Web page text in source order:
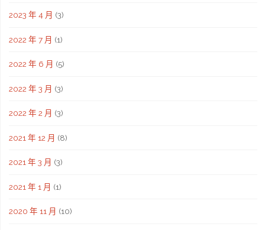
2023 年 4 月 (3)
2022 年 7 月 (1)
2022 年 6 月 (5)
2022 年 3 月 (3)
2022 年 2 月 (3)
2021 年 12 月 (8)
2021 年 3 月 (3)
2021 年 1 月 (1)
2020 年 11 月 (10)